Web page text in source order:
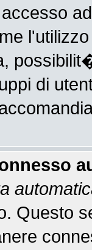
di
Questo